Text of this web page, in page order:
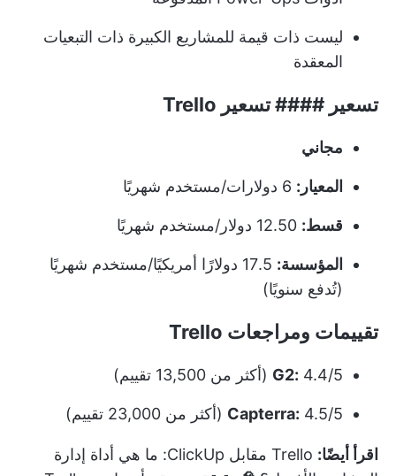
ليست ذات قيمة للمشاريع الكبيرة ذات التبعيات
المعقدة
تسعير #### تسعير Trello
مجاني
المعيار:
قسط:
المؤسسة:
17.5 دولارًا أمريكيًا/مستخدم شهريًا
(تُدفع سنويًا)
تقييمات ومراجعات Trello
G2: 4.4/5 (أكثر من 13,500 تقييم)
Capterra: 4.5/5 (أكثر من 23,000 تقييم)
اقرأ أيضًا:
Trello مقابل ClickUp: ما هي أداة إدارة